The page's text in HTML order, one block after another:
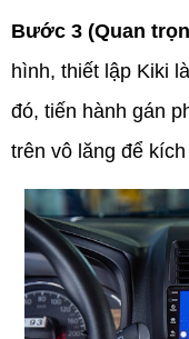
Bước 3 (Quan
hình, thiết lập Kiki
đó, tiến hành gán
trên vô lăng để